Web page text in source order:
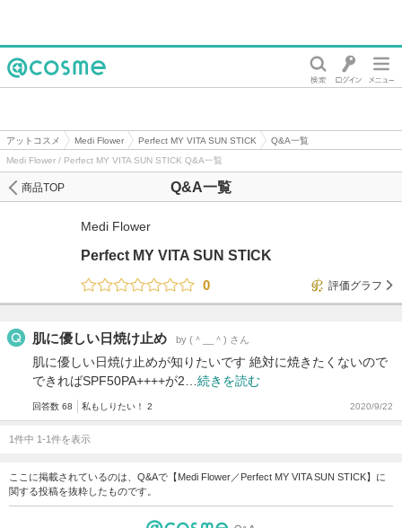
アットコスメ Medi Flower Perfect MY VITA SUN STICK
Q&A一覧
Medi Flower / Perfect MY VITA SUN STICK Q&A一覧
Q&A一覧
商品TOP
Medi Flower
Perfect MY VITA SUN STICK
0
評価グラフ
肌に優しい日焼け止め by (＾__＾) さん
肌に優しい日焼け止めが知りたいです 絶対に焼きたくないので
できればSPF50PA++++が2… 続きを読む
回答数 68 私もしりたい！ 2 2020/9/22
1件中 1-1件を表示
ここに掲載されているのは、Q&Aで【Medi Flower／Perfect MY VITA SUN STICK】に
関する投稿を抜粋したものです。